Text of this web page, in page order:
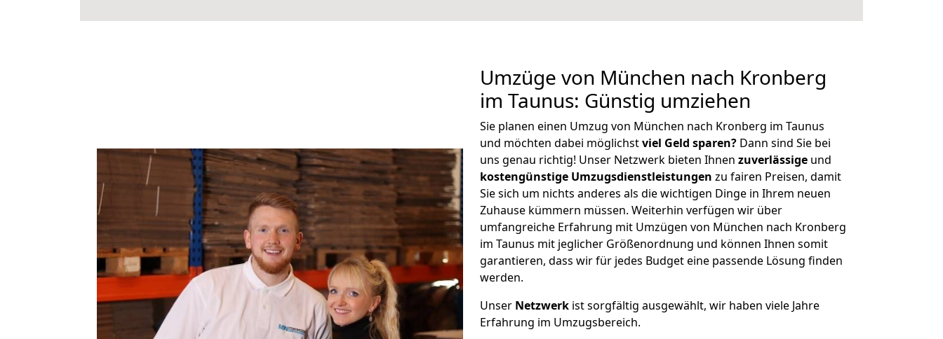
Umzüge von München nach Kronberg
im Taunus: Günstig umziehen
Sie planen einen Umzug von München nach Kronberg im Taunus
und möchten dabei möglichstviel Geld sparen? Dann sind Sie bei
uns genau richtig! Unser Netzwerk bieten Ihnen zuverlässige und
kostengünstige Umzugsdienstleistungen zu fairen Preisen, damit
Sie sich um nichts anderes als die wichtigen Dinge in Ihrem neuen
Zuhause kümmern müssen. Weiterhin verfügen wir über
umfangreiche Erfahrung mit Umzügen von München nach Kronberg
im Taunus mit jeglicher Größenordnung und können Ihnen somit
garantieren, dass wir für jedes Budget eine passende Lösung finden
werden.
Unser Netzwerk ist sorgfältig ausgewählt, wir haben viele Jahre
Erfahrung im Umzugsbereich.